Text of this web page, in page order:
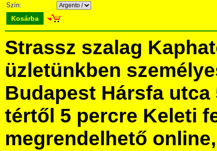
Szín:
Kosárba
Strassz szalag
üzletünkben
Budapest Hársfa utca
tértől 5 percre Keleti
megrendelhető